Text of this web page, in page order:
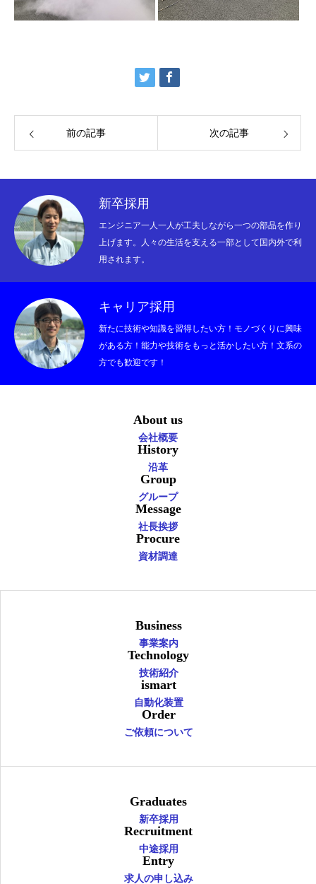
事業案内
精密部品の紹介
リクルート
資材調達
お知らせ
前の記事 次の記事
新卒採用
エンジニア一人一人が工夫しながら一つの部品を作り
上げます。人々の生活を支える一部として国内外で利
用されます。
キャリア採用
新たに技術や知識を習得したい方！モノづくりに興味
がある方！能力や技術をもっと活かしたい方！文系の
方でも歓迎です！
About us
会社概要
History
沿革
Group
グループ
Message
社長挨拶
Procure
資材調達
Business
事業案内
Technology
技術紹介
ismart
自動化装置
Order
ご依頼について
Graduates
新卒採用
Recruitment
中途採用
Entry
求人の申し込み